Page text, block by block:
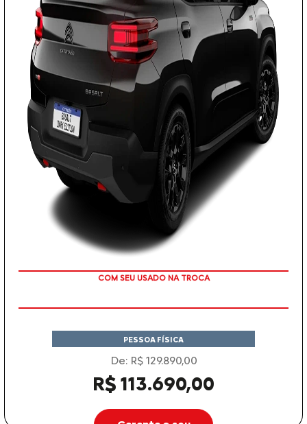
TAXA ZERO
PESSOA FÍSICA
De: R$ 129.890,00
R$ 113.690,00